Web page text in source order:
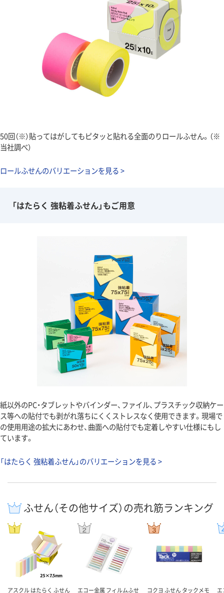
50回（※）貼ってはがしてもピタッと貼れる全面のりロールふせん。（※
当社調べ）
ロールふせんのバリエーションを見る >
「はたらく 強粘着ふせん」もご用意
紙以外のPC・タブレットやバインダー、ファイル、プラスチック収納ケー
ス等への貼付でも剥がれ落ちにくくストレスなく使用できます。現場で
の使用用途の拡大にあわせ、曲面への貼付でも定着しやすい仕様にもし
ています。
「はたらく 強粘着ふせん」のバリエーションを見る >
ふせん（その他サイズ）の売れ筋ランキング
アスクル はたらく ふせん エコー金属 フィルムふせ コクヨ ふせん タックメモ